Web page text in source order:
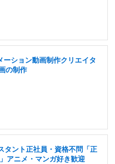
ーション動画制作クリエイタ
の制作
タント正社員・資格不問「正
アニメ・マンガ好き歓迎